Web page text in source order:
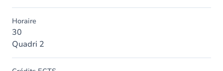
Horaire
30
Quadri 2